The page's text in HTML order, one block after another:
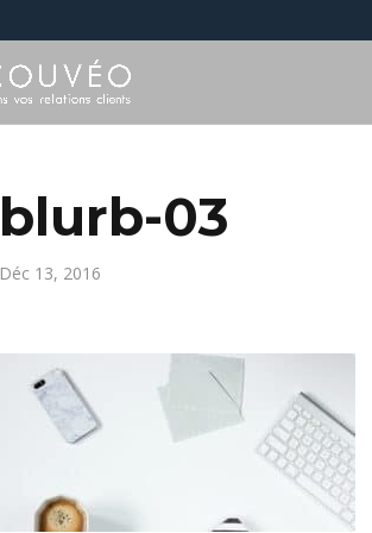
blurb-03
Déc 13, 2016